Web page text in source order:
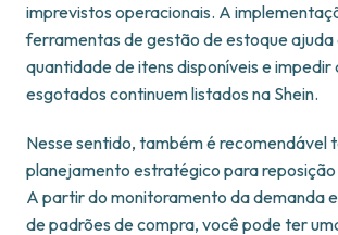
imprevistos operacionais. A
ferramentas de gestão de estoque ajuda
quantidade de itens disponíveis e impedir
esgotados continuem listados na Shein.
Nesse sentido, também é recomendável
planejamento estratégico para
A partir do monitoramento da demanda
de padrões de compra, você pode ter